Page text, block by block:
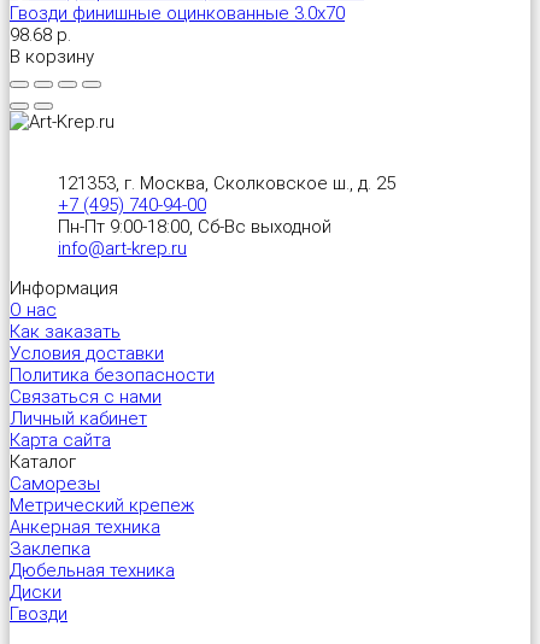
Гвозди финишные оцинкованные 3.0х70
98.68 р.
В корзину
121353, г. Москва, Сколковское ш., д. 25
+7 (495) 740-94-00
Пн-Пт 9:00-18:00, Сб-Вс выходной
info@art-krep.ru
Информация
О нас
Как заказать
Условия доставки
Политика безопасности
Связаться с нами
Личный кабинет
Карта сайта
Каталог
Саморезы
Метрический крепеж
Анкерная техника
Заклепка
Дюбельная техника
Диски
Гвозди